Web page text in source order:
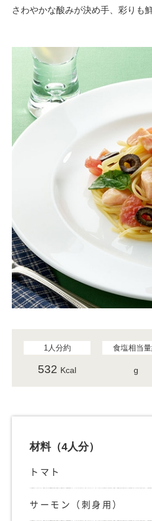
さわやかな酸みが決め手、彩りも
1人分約
532 Kcal
食塩相当
g
材料（4人分）
トマト
サーモン（刺身用）